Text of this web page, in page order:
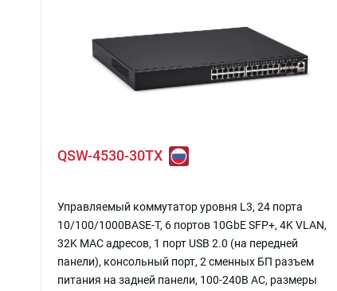
QSW-4530-30TX
Управляемый коммутатор уровня L3, 24 порта
10/100/1000BASE-T, 6 портов 10GbE SFP+, 4K VLAN,
32K MAC адресов, 1 порт USB 2.0 (на передней
панели), консольный порт, 2 сменных БП разъем
питания на задней панели, 100-240В AC, размеры